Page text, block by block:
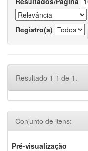
Registro(s)
Resultado 1-1 de 1.
Conjunto de itens:
Pré-visualização